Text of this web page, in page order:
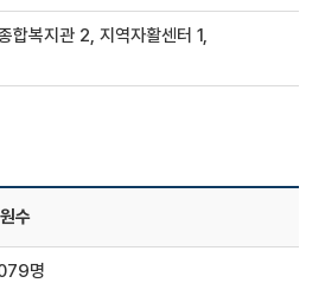
합복지관 2, 지역자활센터 1,
수
명